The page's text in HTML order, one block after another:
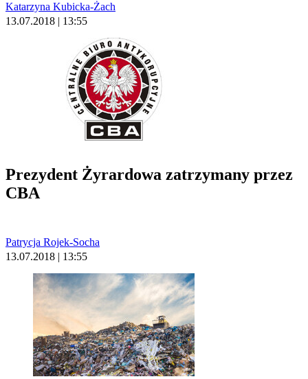
Katarzyna Kubicka-Żach
13.07.2018 | 13:55
Prezydent Żyrardowa zatrzymany przez
CBA
Patrycja Rojek-Socha
13.07.2018 | 13:55